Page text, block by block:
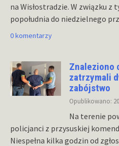
na Wisłostradzie. W związku z
popołudnia do niedzielnego
0 komentarzy
Znaleziono
zatrzymali
zabójstwo
Opublikowano:
Na terenie
policjanci z przysuskiej
Niespełna kilka godzin od